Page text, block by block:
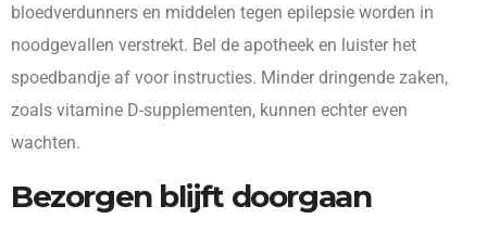
bloedverdunners en middelen tegen epilepsie worden in
noodgevallen verstrekt. Bel de apotheek en luister het
spoedbandje af voor instructies. Minder dringende zaken,
zoals vitamine D-supplementen, kunnen echter even
wachten.
Bezorgen blijft doorgaan